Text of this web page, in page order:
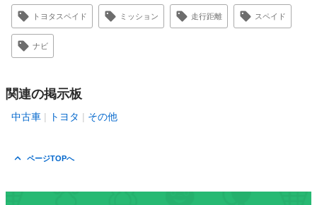
トヨタスペイド ミッション 走行距離 スペイド
ナビ
関連の掲示板
中古車 トヨタ その他
ページTOPへ